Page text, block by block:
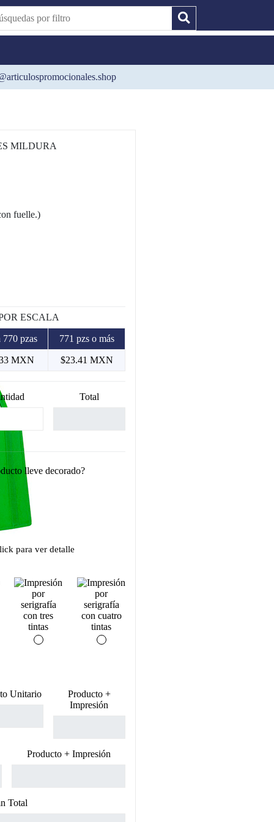
MILDURA
fuelle.)
ESCALA
770 pzas 771 pzs o más
MXN $23.41 MXN
Total
lleve decorado?
para ver detalle
Unitario
Producto +
Impresión
Producto + Impresión
Total